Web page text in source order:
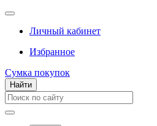
Личный кабинет
Избранное
Сумка покупок
Найти